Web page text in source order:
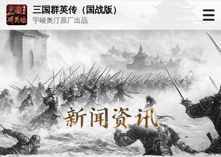
三国群英传（国战版）
宇峻奥汀原厂出品